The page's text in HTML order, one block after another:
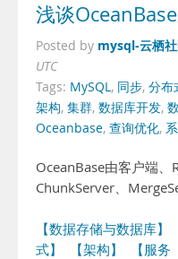
浅谈
Posted by mysql-云栖
UTC
Tags: MySQL, 同步, 分布
架构, 集群, 数据库开发,
Oceanbase, 查询优化,
OceanBase由客户端、
ChunkServer、
【数据存储与数据库】
式】
【架构】
【服务